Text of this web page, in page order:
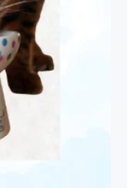
GoodCAMPFIRE
と納税machi-ya